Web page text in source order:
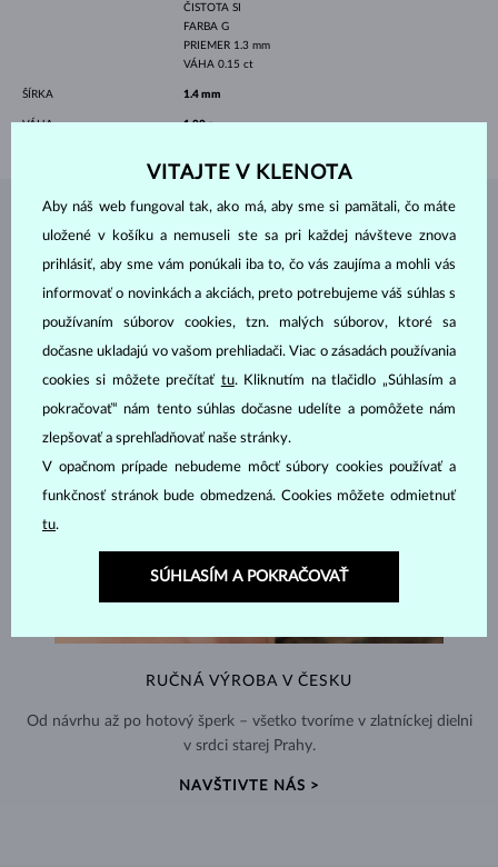
ČISTOTA SI
FARBA G
PRIEMER 1.3 mm
VÁHA 0.15 ct
ŠÍRKA 1.4 mm
VÁHA 1.00 g
ŠPERKY ZATELIÉRU KLENOTA
RUČNÁ VÝROBA V ČESKU
Od návrhu až po hotový šperk – všetko tvoríme v zlatníckej dielni
v srdci starej Prahy.
NAVŠTIVTE NÁS >
VITAJTE V KLENOTA
Aby náš web fungoval tak, ako má, aby sme si pamätali, čo máte
uložené v košíku a nemuseli ste sa pri každej návšteve znova
prihlásiť, aby sme vám ponúkali iba to, čo vás zaujíma a mohli vás
informovať o novinkách a akciách, preto potrebujeme váš súhlas s
používaním súborov cookies, tzn. malých súborov, ktoré sa
dočasne ukladajú vo vašom prehliadači. Viac o zásadách používania
cookies si môžete prečítať tu. Kliknutím na tlačidlo „Súhlasím a
pokračovať“ nám tento súhlas dočasne udelíte a pomôžete nám
zlepšovať a sprehľadňovať naše stránky.
V opačnom prípade nebudeme môcť súbory cookies používať a
funkčnosť stránok bude obmedzená. Cookies môžete odmietnuť
tu.
SÚHLASÍM A POKRAČOVAŤ